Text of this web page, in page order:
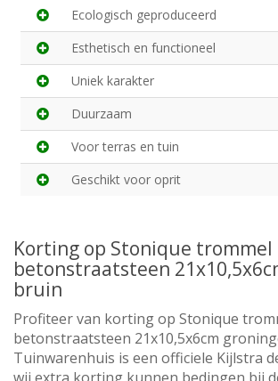
Ecologisch geproduceerd
Esthetisch en functioneel
Uniek karakter
Duurzaam
Voor terras en tuin
Geschikt voor oprit
Korting op Stonique trommel
betonstraatsteen
bruin
Profiteer van korting op Stonique
betonstraatsteen 21x10,5x6cm
Tuinwarenhuis is een officiele Kijlstra